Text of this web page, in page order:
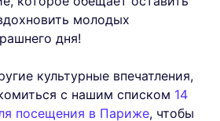
молодых
дня!
культурные впечатления,
с нашим списком 14
посещения в Париже, чтобы